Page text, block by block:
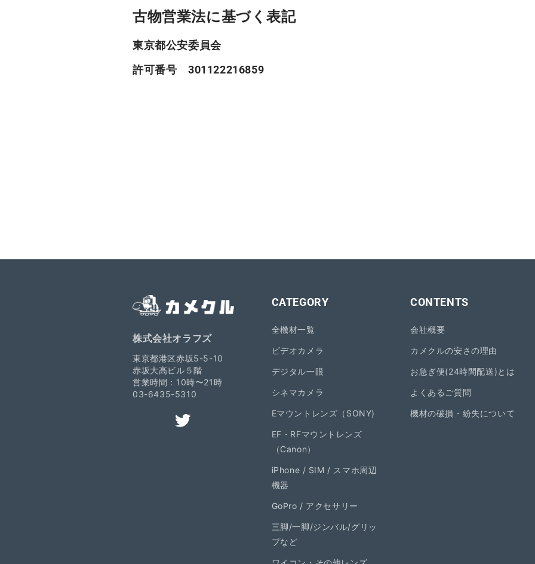
古物営業法に基づく表記
東京都公安委員会
許可番号 301122216859
株式会社オラフズ
東京都港区赤坂5-5-10
赤坂大高ビル５階
営業時間：10時〜21時
03-6435-5310
CATEGORY
全機材一覧
ビデオカメラ
デジタル一眼
シネマカメラ
Eマウントレンズ（SONY)
EF・RFマウントレンズ
（Canon）
iPhone / SIM / スマホ周辺
機器
GoPro / アクセサリー
三脚/一脚/ジンバル/グリッ
プなど
CONTENTS
会社概要
カメクルの安さの理由
お急ぎ便(24時間配送)とは
よくあるご質問
機材の破損・紛失について